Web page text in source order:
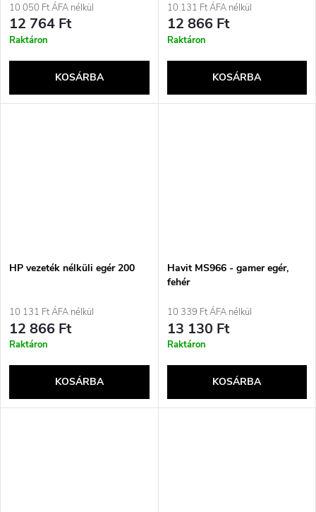
10 050 Ft ÁFA nélkül
12 764 Ft
Raktáron
KOSÁRBA
10 131 Ft ÁFA nélkül
12 866 Ft
Raktáron
KOSÁRBA
HP vezeték nélküli egér 200
10 131 Ft ÁFA nélkül
12 866 Ft
Raktáron
KOSÁRBA
Havit MS966 - gamer egér,
fehér
10 339 Ft ÁFA nélkül
13 130 Ft
Raktáron
KOSÁRBA